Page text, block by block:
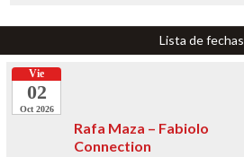
Lista de fechas
Vie
02
Oct 2026
Rafa Maza – Fabiolo
Connection